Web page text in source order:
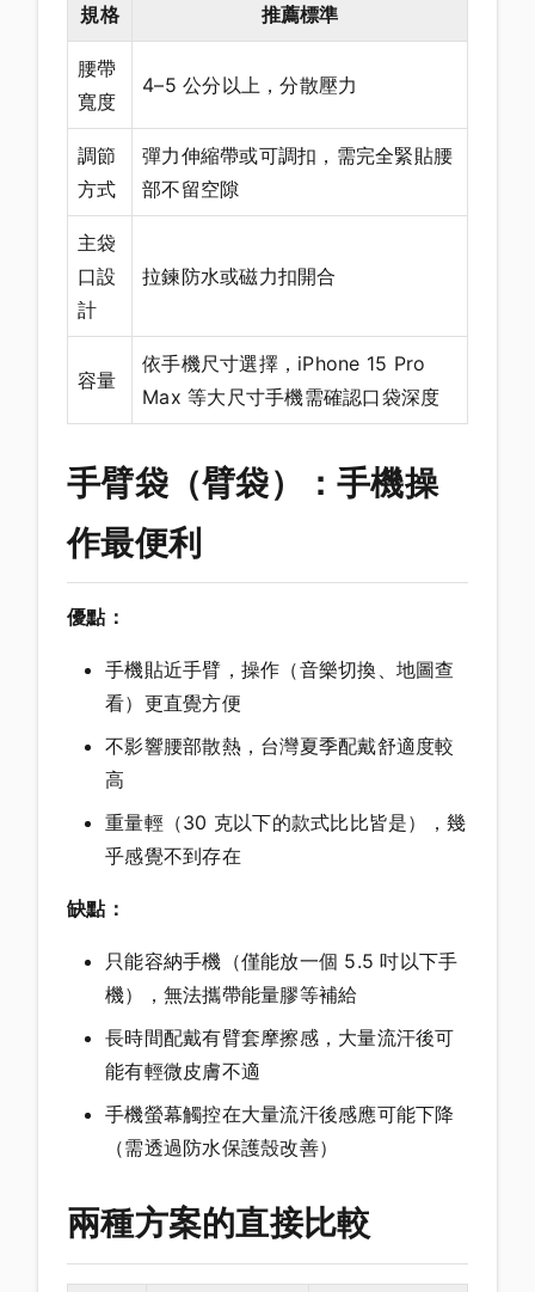
規格 推薦標準
腰帶
寬度
4–5 公分以上，分散壓力
調節
方式
彈力伸縮帶或可調扣，需完全緊貼腰
部不留空隙
主袋
口設
計
拉鍊防水或磁力扣開合
容量
依手機尺寸選擇，iPhone 15 Pro
Max 等大尺寸手機需確認口袋深度
手臂袋（臂袋）：手機操
作最便利
優點：
手機貼近手臂，操作（音樂切換、地圖查
看）更直覺方便
不影響腰部散熱，台灣夏季配戴舒適度較
高
重量輕（30 克以下的款式比比皆是），幾
乎感覺不到存在
缺點：
只能容納手機（僅能放一個 5.5 吋以下手
機），無法攜帶能量膠等補給
長時間配戴有臂套摩擦感，大量流汗後可
能有輕微皮膚不適
手機螢幕觸控在大量流汗後感應可能下降
（需透過防水保護殼改善）
兩種方案的直接比較